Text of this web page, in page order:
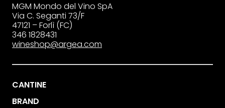
MGM Mondo del Vino SpA
Via C. Seganti 73/F
47121 – Forlì (FC)
346 1828431
wineshop@argea.com
CANTINE
BRAND